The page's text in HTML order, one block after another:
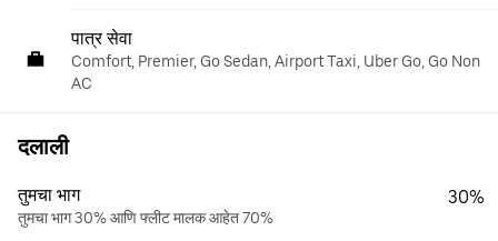
पात्र सेवा
Comfort, Premier, Go Sedan, Airport Taxi, Uber Go, Go Non
AC
दलाली
तुमचा भाग
तुमचा भाग 30% आणि फ्लीट मालक आहेत 70%
30%